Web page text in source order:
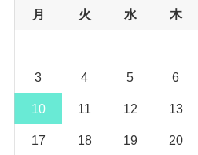
月 火 水 木
3 4 5 6
10 11 12 13
17 18 19 20